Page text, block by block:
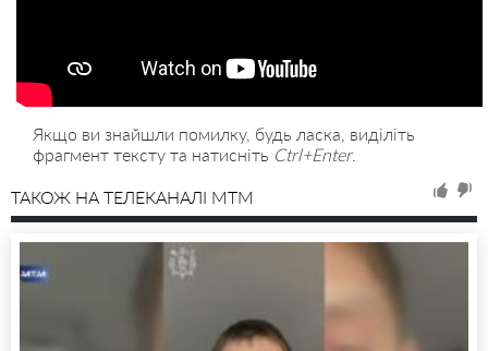
Якщо ви знайшли помилку, будь ласка, виділіть
фрагмент тексту та натисніть Ctrl+Enter.
ТАКОЖ НА ТЕЛЕКАНАЛІ MTM